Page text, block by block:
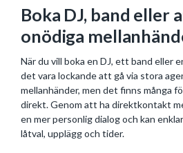
Boka DJ, band eller
onödiga
När du vill boka en DJ, ett band eller
det vara lockande att gå via stora
mellanhänder, men det finns många
direkt. Genom att ha direktkontakt
en mer personlig dialog och kan
låtval, upplägg och tider.